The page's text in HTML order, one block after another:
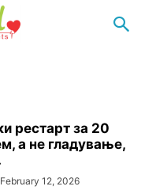
рестарт за 20
а не гладување,
February 12, 2026